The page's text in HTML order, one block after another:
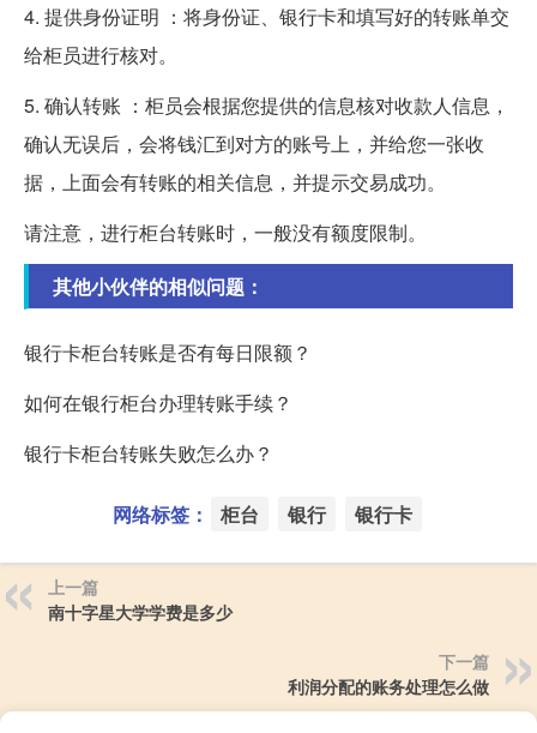
4. 提供身份证明 ：将身份证、银行卡和填写好的转账单交
给柜员进行核对。
5. 确认转账 ：柜员会根据您提供的信息核对收款人信息，
确认无误后，会将钱汇到对方的账号上，并给您一张收
据，上面会有转账的相关信息，并提示交易成功。
请注意，进行柜台转账时，一般没有额度限制。
其他小伙伴的相似问题：
银行卡柜台转账是否有每日限额？
如何在银行柜台办理转账手续？
银行卡柜台转账失败怎么办？
网络标签： 柜台 银行 银行卡
上一篇
南十字星大学学费是多少
下一篇
利润分配的账务处理怎么做